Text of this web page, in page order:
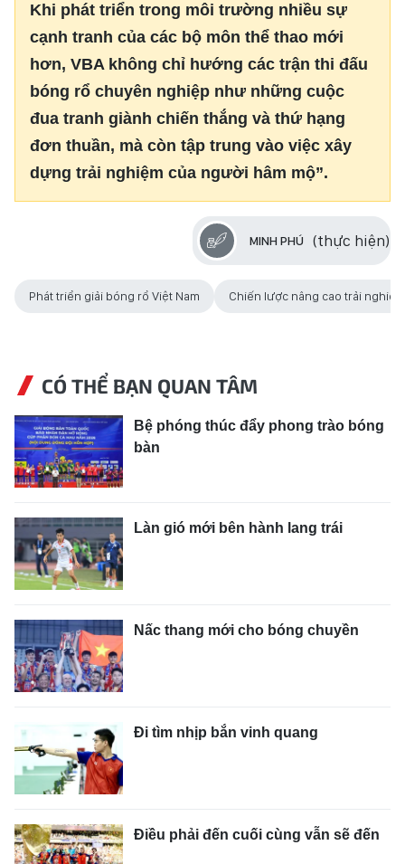
Khi phát triển trong môi trường nhiều sự
cạnh tranh của các bộ môn thể thao mới
hơn, VBA không chỉ hướng các trận thi đấu
bóng rổ chuyên nghiệp như những cuộc
đua tranh giành chiến thắng và thứ hạng
đơn thuần, mà còn tập trung vào việc xây
dựng trải nghiệm của người hâm mộ”.
MINH PHÚ (thực hiện)
Phát triển giải bóng rổ Việt Nam Chiến lược nâng cao trải
CÓ THỂ BẠN QUAN TÂM
Bệ phóng thúc đẩy phong trào bóng
bàn
Làn gió mới bên hành lang trái
Nấc thang mới cho bóng chuyền
Đi tìm nhịp bắn vinh quang
Điều phải đến cuối cùng vẫn sẽ đến